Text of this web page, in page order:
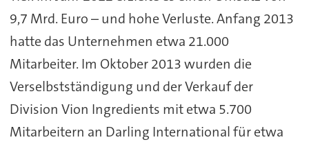
9,7 Mrd. Euro – und hohe Verluste. Anfang 2013
hatte das Unternehmen etwa 21.000
Mitarbeiter. Im Oktober 2013 wurden die
Verselbstständigung und der Verkauf der
Division Vion Ingredients mit etwa 5.700
Mitarbeitern an Darling International für etwa